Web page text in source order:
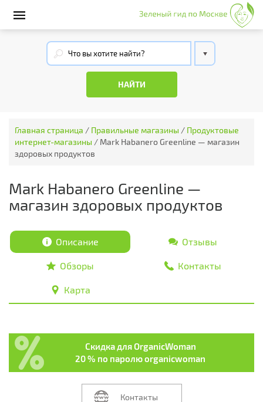
Главная страница / Правильные магазины / Продуктовые
интернет-магазины / Mark Habanero Greenline — магазин
здоровых продуктов
Mark Habanero Greenline —
магазин здоровых продуктов
Описание Отзывы
Обзоры Контакты
Карта
Скидка для OrganicWoman
20 % по паролю organicwoman
Контакты